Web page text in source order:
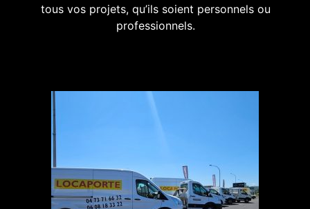
tous vos projets, qu’ils soient personnels ou
professionnels.